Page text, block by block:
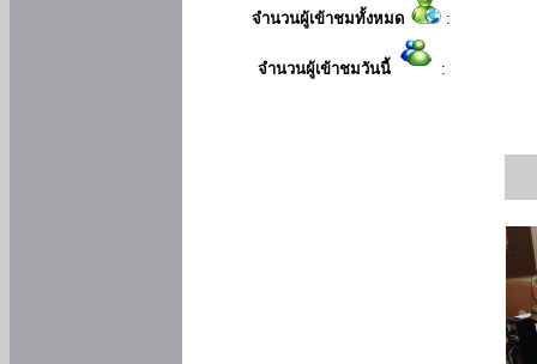
จำนวนผู้เข้าชมทั้งหมด :
จำนวนผู้เข้าชมวันนี้ :